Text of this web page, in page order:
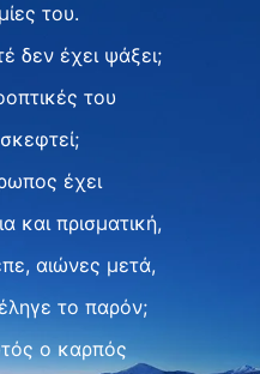
του.
δεν έχει ψάξει;
του
έχει
και πρισματική,
αιώνες μετά,
το παρόν;
ο καρπός